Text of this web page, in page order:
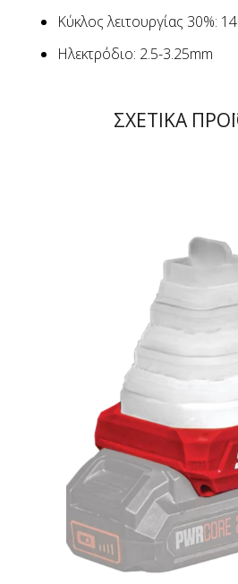
Κύκλος λειτουργίας 30%:
Ηλεκτρόδιο: 2.5-3.25mm
ΣΧΕΤΙΚΑ